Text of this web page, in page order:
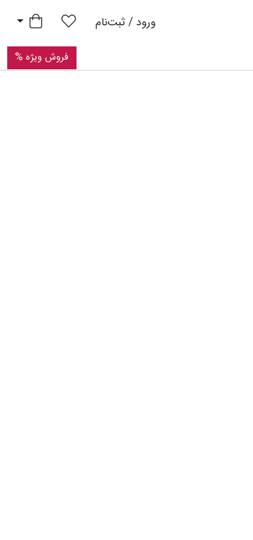
ورود / ثبت‌نام سبد خرید
فروش ویژه %